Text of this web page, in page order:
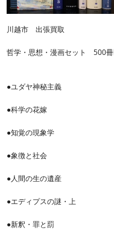
川越市 出張買取
哲学・思想・漫画セット 500
●ユダヤ神秘主義
●科学の花嫁
●知覚の現象学
●象徴と社会
●人間の生の遺産
●エディプスの謎・上
●新釈・罪と罰